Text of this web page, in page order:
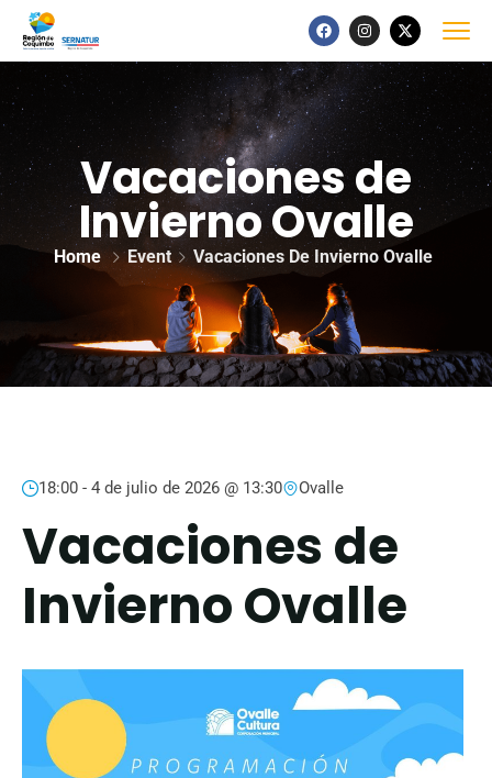
Vacaciones de
Invierno Ovalle
Home Event Vacaciones De Invierno Ovalle
18:00 - 4 de julio de 2026 @ 13:30 Ovalle
Vacaciones de
Invierno Ovalle